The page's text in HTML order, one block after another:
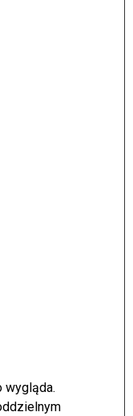
wygląda.